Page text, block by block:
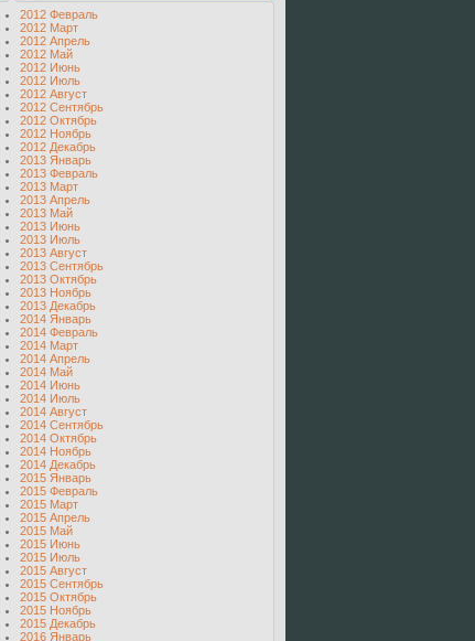
2012 Февраль
2012 Март
2012 Апрель
2012 Май
2012 Июнь
2012 Июль
2012 Август
2012 Сентябрь
2012 Октябрь
2012 Ноябрь
2012 Декабрь
2013 Январь
2013 Февраль
2013 Март
2013 Апрель
2013 Май
2013 Июнь
2013 Июль
2013 Август
2013 Сентябрь
2013 Октябрь
2013 Ноябрь
2013 Декабрь
2014 Январь
2014 Февраль
2014 Март
2014 Апрель
2014 Май
2014 Июнь
2014 Июль
2014 Август
2014 Сентябрь
2014 Октябрь
2014 Ноябрь
2014 Декабрь
2015 Январь
2015 Февраль
2015 Март
2015 Апрель
2015 Май
2015 Июнь
2015 Июль
2015 Август
2015 Сентябрь
2015 Октябрь
2015 Ноябрь
2015 Декабрь
2016 Январь